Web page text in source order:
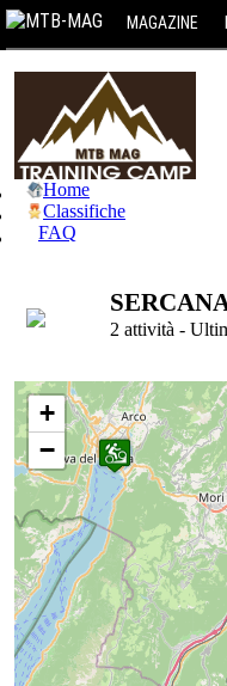
MAGAZINE
Home
Classifiche
FAQ
2 attività -
+
−